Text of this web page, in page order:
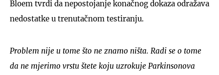
Bloem tvrdi da nepostojanje konačnog dokaza odražava
nedostatke u trenutačnom testiranju.
Problem nije u tome što ne znamo ništa. Radi se o tome
da ne mjerimo vrstu štete koju uzrokuje Parkinsonova